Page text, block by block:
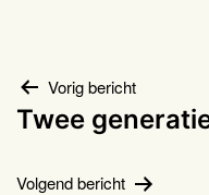
Bericht
navigatie
Vorig bericht
Twee
Volgend bericht